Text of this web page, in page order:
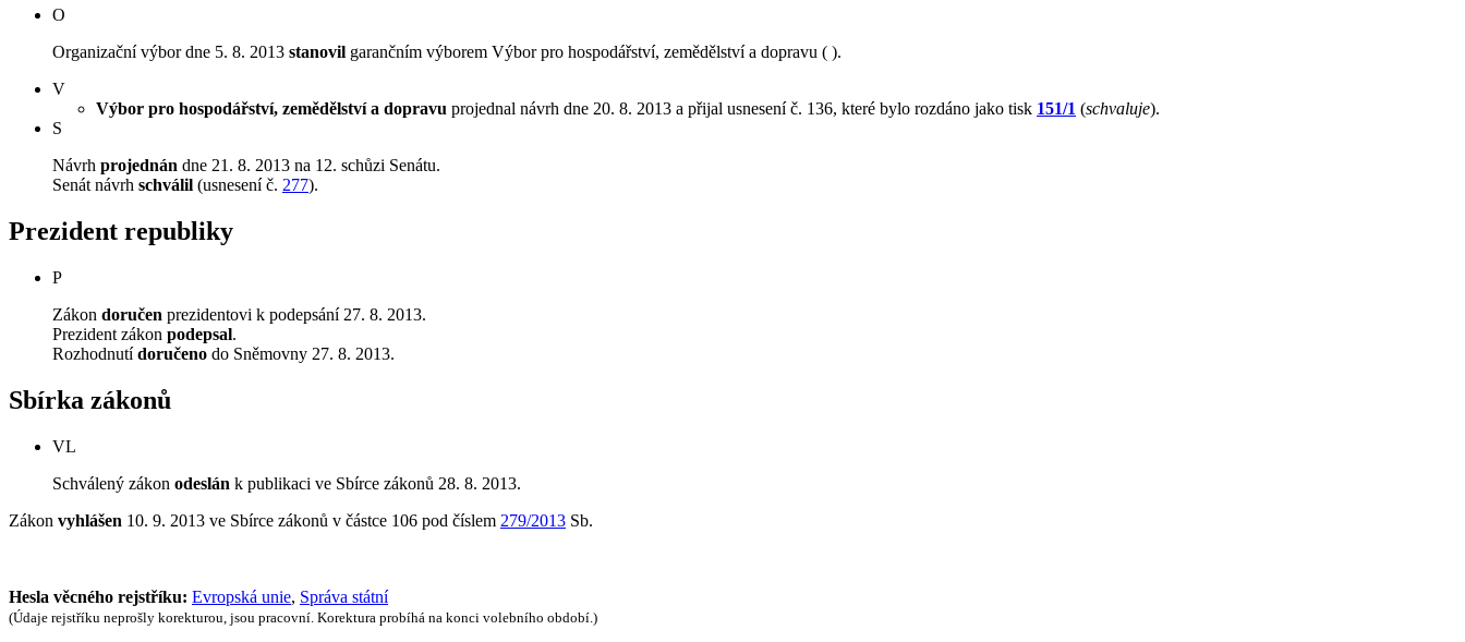
O
Organizační výbor dne 5. 8. 2013 stanovil garančním výborem Výbor pro hospodářství, zemědělství a dopravu ( ).
V
Výbor pro hospodářství, zemědělství a dopravu projednal návrh dne 20. 8. 2013 a přijal usnesení č. 136, které bylo rozdáno jako tisk 151/1 (schvaluje).
S
Návrh projednán dne 21. 8. 2013 na 12. schůzi Senátu.
Senát návrh schválil (usnesení č. 277).
Prezident republiky
P
Zákon doručen prezidentovi k podepsání 27. 8. 2013.
Prezident zákon podepsal.
Rozhodnutídoručeno do Sněmovny 27. 8. 2013.
Sbírka zákonů
VL
Schválený zákon odeslán k publikaci ve Sbírce zákonů 28. 8. 2013.
Zákon vyhlášen 10. 9. 2013 ve Sbírce zákonů v částce 106 pod číslem 279/2013 Sb.
Hesla věcného rejstříku: Evropská unie, Správa státní
(Údaje rejstříku neprošly korekturou, jsou pracovní. Korektura probíhá na konci volebního období.)